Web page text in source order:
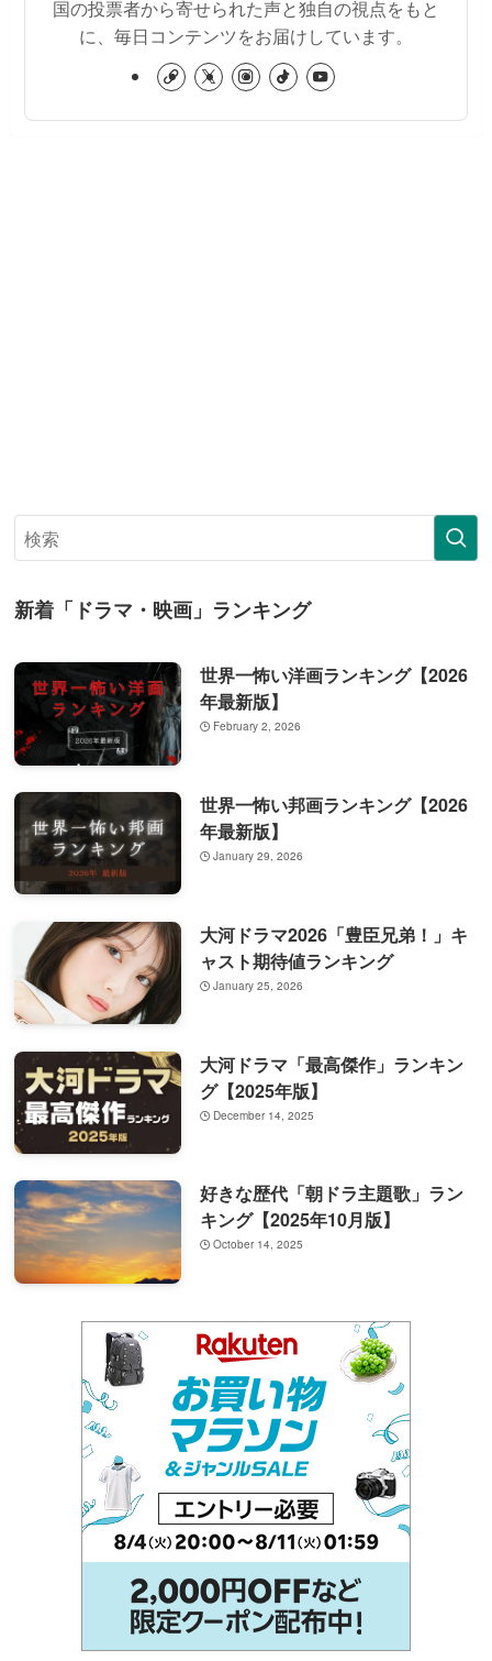
国の投票者から寄せられた声と独自の視点をもと
に、毎日コンテンツをお届けしています。
新着「ドラマ・映画」ランキング
世界一怖い洋画ランキング【2026
年最新版】
February 2, 2026
世界一怖い邦画ランキング【2026
年最新版】
January 29, 2026
大河ドラマ2026「豊臣兄弟！」キ
ャスト期待値ランキング
January 25, 2026
大河ドラマ「最高傑作」ランキン
グ【2025年版】
December 14, 2025
好きな歴代「朝ドラ主題歌」ラン
キング【2025年10月版】
October 14, 2025